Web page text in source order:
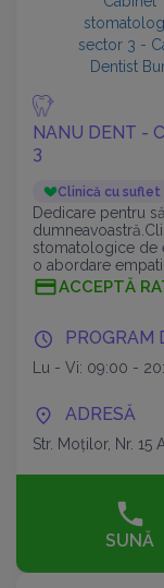
NANU DENT -
3
Clinică cu suflet
Dedicare pentru
stomatologice de
o abordare
ACCEPTĂ
PROGRAM
Lu - Vi: 09:00 -
ADRESĂ
Str. Moților, Nr. 15
SUNĂ